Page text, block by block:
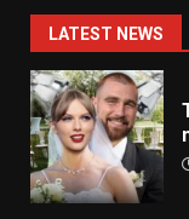
LATEST NEWS